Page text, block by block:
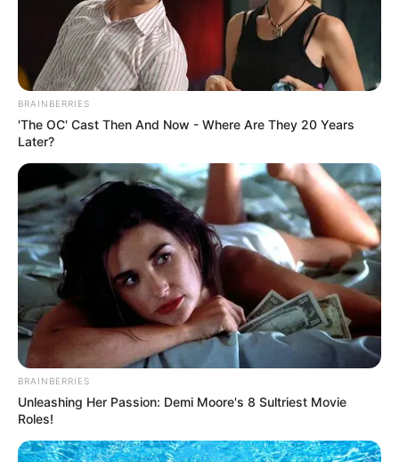
BRAINBERRIES
'The OC' Cast Then And Now - Where Are They 20 Years
Later?
BRAINBERRIES
Unleashing Her Passion: Demi Moore's 8 Sultriest Movie
Roles!